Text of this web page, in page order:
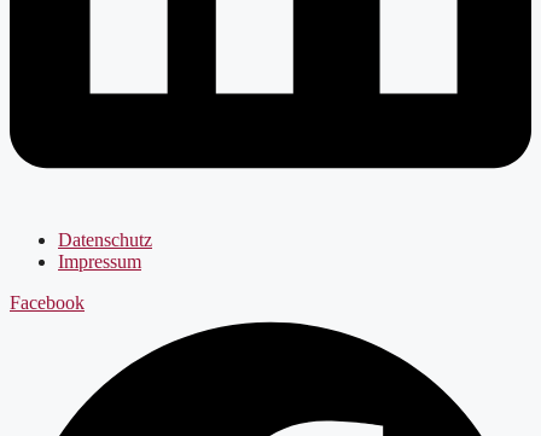
Datenschutz
Impressum
Facebook